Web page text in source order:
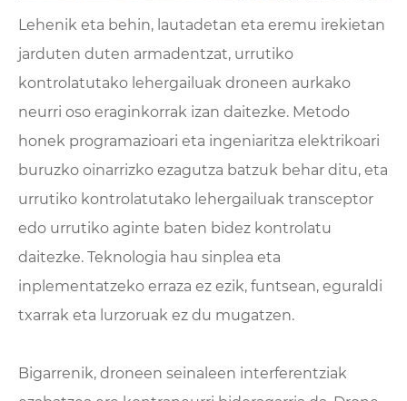
Lehenik eta behin, lautadetan eta eremu irekietan
jarduten duten armadentzat, urrutiko
kontrolatutako lehergailuak droneen aurkako
neurri oso eraginkorrak izan daitezke. Metodo
honek programazioari eta ingeniaritza elektrikoari
buruzko oinarrizko ezagutza batzuk behar ditu, eta
urrutiko kontrolatutako lehergailuak transceptor
edo urrutiko aginte baten bidez kontrolatu
daitezke. Teknologia hau sinplea eta
inplementatzeko erraza ez ezik, funtsean, eguraldi
txarrak eta lurzoruak ez du mugatzen.
Bigarrenik, droneen seinaleen interferentziak